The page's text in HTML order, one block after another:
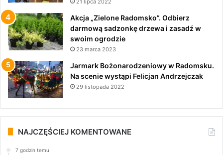
Akcja „Zielone Radomsko”. Odbierz
darmową sadzonkę drzewa i zasadź w
swoim ogrodzie
23 marca 2023
Jarmark Bożonarodzeniowy w Radomsku.
Na scenie wystąpi Felicjan Andrzejczak
29 listopada 2022
NAJCZĘŚCIEJ KOMENTOWANE
7 godzin temu